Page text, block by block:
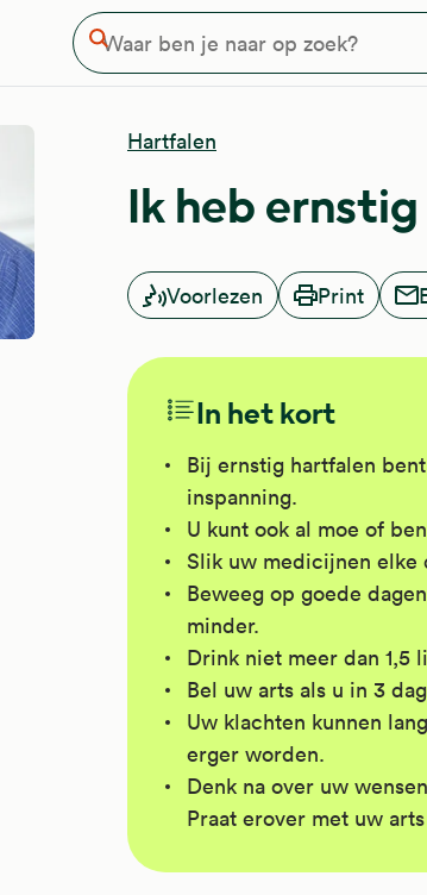
Waar ben je naar op zoek?
Zoeken
Hartfalen
Ik heb
Voorlezen Print
In het kort
Bij ernstig hartfalen
inspanning.
U kunt ook al moe of
Slik uw medicijnen elke
Beweeg op goede
minder.
Drink niet meer dan 1,5
Bel uw arts als u in 3
Uw klachten kunnen
erger worden.
Denk na over uw
Praat erover met uw